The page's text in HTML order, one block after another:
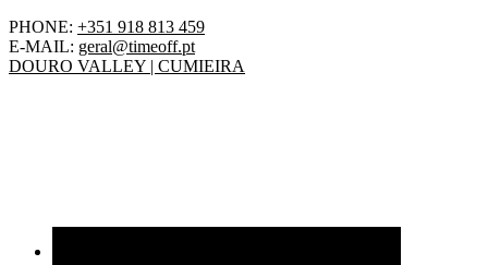
PHONE: +351 918 813 459
E-MAIL: geral@timeoff.pt
DOURO VALLEY | CUMIEIRA